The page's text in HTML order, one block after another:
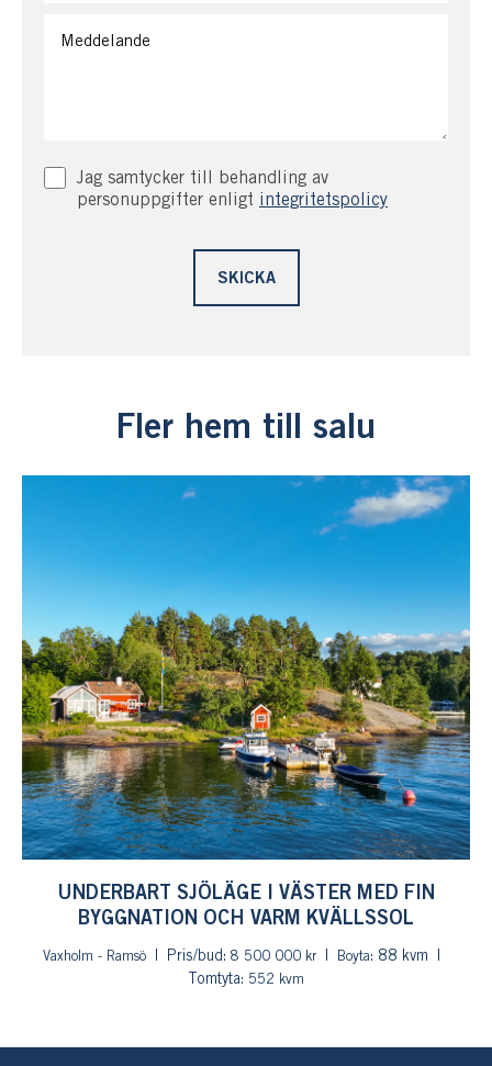
Jag samtycker till behandling av
personuppgifter enligt integritetspolicy
Fler hem till salu
UNDERBART SJÖLÄGE I VÄSTER MED FIN
BYGGNATION OCH VARM KVÄLLSSOL
Vaxholm - Ramsö Pris/bud: 8 500 000 kr Boyta: 88 kvm
Tomtyta: 552 kvm